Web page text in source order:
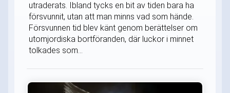
utraderats. Ibland tycks en bit av tiden bara ha
försvunnit, utan att man minns vad som hände.
Försvunnen tid blev känt genom berättelser om
utomjordiska bortföranden, där luckor i minnet
tolkades som...